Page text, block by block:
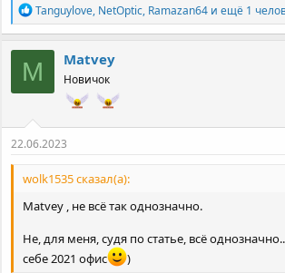
Р
е
а
к
ц
и
и
Tanguylove, NetOptic, Ramazan64 и ещё 1
M Matvey
Новичок
22.06.2023
wolk1535 сказал(а):
Matvey , не всё так однозначно.
Не, для меня, судя по статье, всё
себе 2021 офис
)